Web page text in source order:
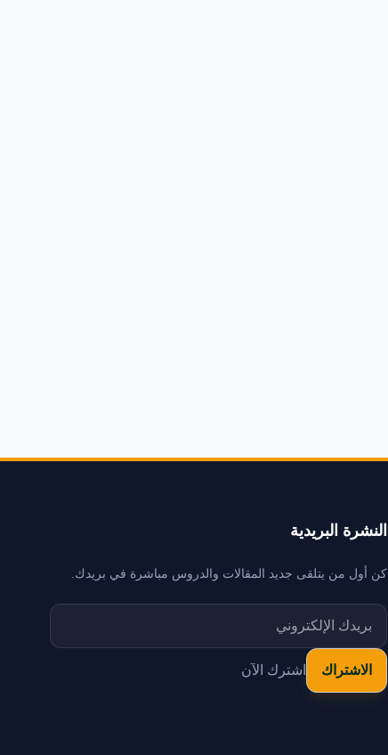
النشرة البريدية
كن أول من يتلقى جديد المقالات والدروس مباشرة في بريدك.
اشترك الآن